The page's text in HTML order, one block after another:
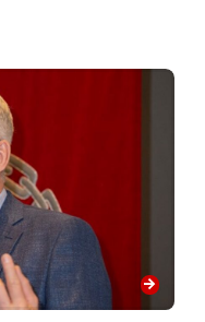
arrow_forward